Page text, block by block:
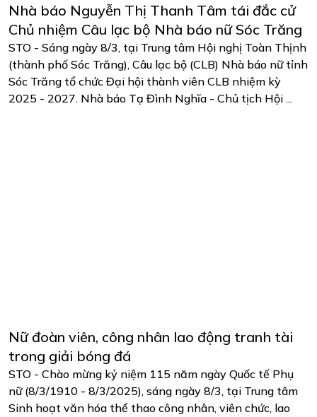
Nhà báo Nguyễn Thị Thanh Tâm tái đắc cử
Chủ nhiệm Câu lạc bộ Nhà báo nữ Sóc Trăng
STO - Sáng ngày 8/3, tại Trung tâm Hội nghị Toàn Thịnh
(thành phố Sóc Trăng), Câu lạc bộ (CLB) Nhà báo nữ tỉnh
Sóc Trăng tổ chức Đại hội thành viên CLB nhiệm kỳ
2025 - 2027. Nhà báo Tạ Đình Nghĩa - Chủ tịch Hội ...
Nữ đoàn viên, công nhân lao động tranh tài
trong giải bóng đá
STO - Chào mừng kỷ niệm 115 năm ngày Quốc tế Phụ
nữ (8/3/1910 - 8/3/2025), sáng ngày 8/3, tại Trung tâm
Sinh hoạt văn hóa thể thao công nhân, viên chức, lao